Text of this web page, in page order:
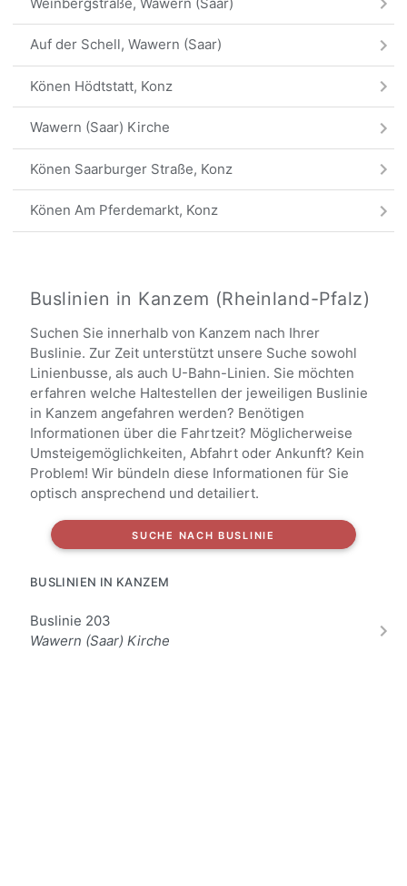
Auf der Schell, Wawern (Saar)
Könen Hödtstatt, Konz
Wawern (Saar) Kirche
Könen Saarburger Straße, Konz
Könen Am Pferdemarkt, Konz
Könen Mühle, Konz
Alle Haltestellen
Buslinien in Kanzem (Rheinland-Pfalz)
Suchen Sie innerhalb von Kanzem nach Ihrer
Buslinie. Zur Zeit unterstützt unsere Suche sowohl
Linienbusse, als auch U-Bahn-Linien. Sie möchten
erfahren welche Haltestellen der jeweiligen Buslinie
in Kanzem angefahren werden? Benötigen
Informationen über die Fahrtzeit? Möglicherweise
Umsteigemöglichkeiten, Abfahrt oder Ankunft? Kein
Problem! Wir bündeln diese Informationen für Sie
optisch ansprechend und detailiert.
SUCHE NACH BUSLINIE
BUSLINIEN IN KANZEM
Buslinie 203
Wawern (Saar) Kirche